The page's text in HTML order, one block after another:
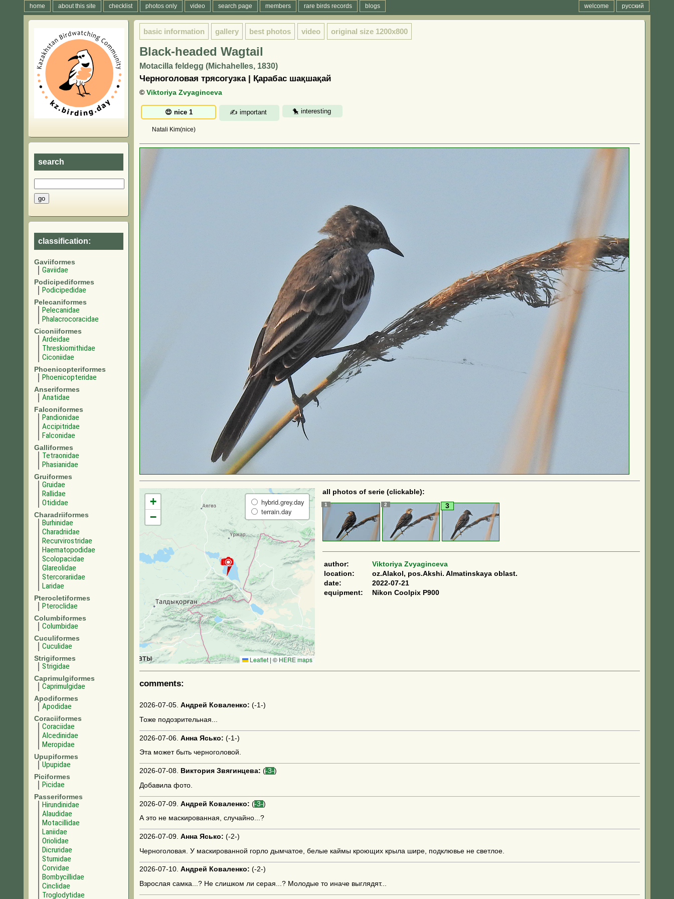
home about this site checklist photos only video search page members rare birds records blogs русский
welcome
search
classification:
Gaviiformes
Gaviidae
Podicipediformes
Podicipedidae
Pelecaniformes
Pelecanidae
Phalacrocoracidae
Ciconiiformes
Ardeidae
Threskiornithidae
Ciconiidae
Phoenicopteriformes
Phoenicopteridae
Anseriformes
Anatidae
Falconiformes
Pandionidae
Accipitridae
Falconidae
Galliformes
Tetraonidae
Phasianidae
Gruiformes
Gruidae
Rallidae
Otididae
Charadriiformes
Burhinidae
Charadriidae
Recurvirostridae
Haematopodidae
Scolopacidae
Glareolidae
Stercorariidae
Laridae
Pterocletiformes
Pteroclidae
Columbiformes
Columbidae
Cuculiformes
Cuculidae
Strigiformes
Strigidae
Caprimulgiformes
Caprimulgidae
Apodiformes
Apodidae
Coraciiformes
Coraciidae
Alcedinidae
Meropidae
Upupiformes
Upupidae
Piciformes
Picidae
Passeriformes
Hirundinidae
Alaudidae
Motacillidae
Laniidae
Oriolidae
Dicruridae
Sturnidae
Corvidae
Bombycillidae
Cinclidae
Troglodytidae
basic information gallery best photos video original size 1200x800
Black-headed Wagtail
Motacilla feldegg (Michahelles, 1830)
Черноголовая трясогузка | Қарабас шақшақай
© Viktoriya Zvyaginceva
Natali Kim(nice)
+
−
hybrid.grey.day
terrain.day
Leaflet | © HERE maps
all photos of serie (clickable):
1 2 3
author:
Viktoriya Zvyaginceva
location:
oz.Alakol, pos.Akshi. Almatinskaya oblast.
date:
2022-07-21
equipment:
Nikon Coolpix P900
comments:
2026-07-05. Андрей Коваленко: (-1-)
Тоже подозрительная...
2026-07-06. Анна Ясько: (-1-)
Эта может быть черноголовой.
2026-07-08. Виктория Звягинцева: (-3-)
Добавила фото.
2026-07-09. Андрей Коваленко: (-3-)
А это не маскированная, случайно...?
2026-07-09. Анна Ясько: (-2-)
Черноголовая. У маскированной горло дымчатое, белые каймы кроющих крыла шире, подклювье не светлое.
2026-07-10. Андрей Коваленко: (-2-)
Взрослая самка...? Не слишком ли серая...? Молодые то иначе выглядят...